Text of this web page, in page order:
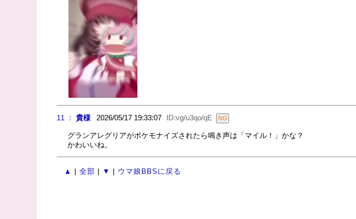
11 ： 貴様2026/05/17 19:33:07 ID:vg/u3qo/qE
グランアレグリアがポケモナイズされたら鳴き声は「マイル！」かな？
かわいいね。
▲ | 全部 | ▼ | ウマ娘BBSに戻る